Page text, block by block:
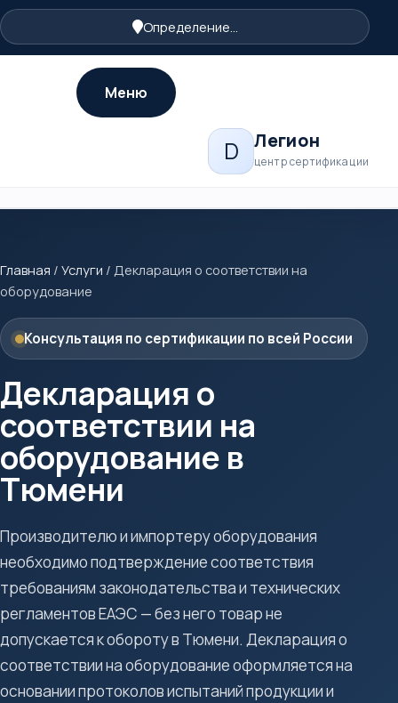
Определение...
D Легион
центр сертификации
Меню
Главная / Услуги / Декларация о соответствии на
оборудование
Консультация по сертификации по всей России
Декларация о
соответствии на
оборудование в
Тюмени
Производителю и импортеру оборудования
необходимо подтверждение соответствия
требованиям законодательства и технических
регламентов ЕАЭС — без него товар не
допускается к обороту в Тюмени. Декларация о
соответствии на оборудование оформляется на
основании протоколов испытаний продукции и